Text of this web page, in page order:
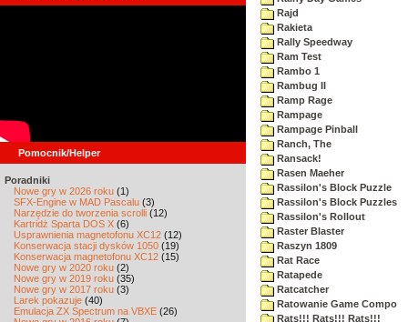
Pomocnik/Helper
Poradniki
Nowe gry w 2026 roku (1)
SFX-Engine w MAD Pascalu (3)
Narzędzie do tworzenia scrolli (12)
Kartridż Sparta DOS X (6)
Usprawnienia magnetofonu XC12 (12)
Konserwacja stacji dysków 1050 (19)
Konserwacja magnetofonu XC12 (15)
Nowe gry w 2020 roku (2)
Nowe gry w 2019 roku (35)
Nowe gry w 2017 roku (3)
Larek pokazuje (40)
Emulacja ZX Spectrum na VBXE (26)
Rajd
Rakieta
Rally Speedway
Ram Test
Rambo 1
Rambug II
Ramp Rage
Rampage
Rampage Pinball
Ranch, The
Ransack!
Rasen Maeher
Rassilon's Block Puzzle
Rassilon's Block Puzzles
Rassilon's Rollout
Raster Blaster
Raszyn 1809
Rat Race
Ratapede
Ratcatcher
Ratowanie Game Compo
Rats!!! Rats!!! Rats!!!